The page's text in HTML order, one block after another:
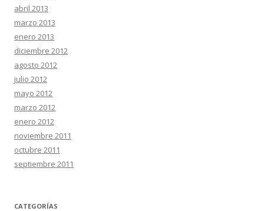
abril 2013
marzo 2013
enero 2013
diciembre 2012
agosto 2012
julio 2012
mayo 2012
marzo 2012
enero 2012
noviembre 2011
octubre 2011
septiembre 2011
CATEGORÍAS